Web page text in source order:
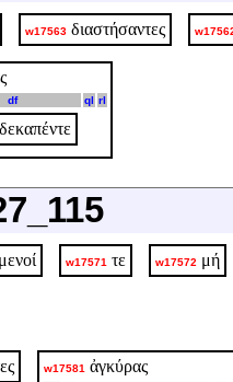
w17563 διαστήσαντες
df ql rl
δεκαπέντε
w17571 τε w17572 μή
w17581 ἀγκύρας